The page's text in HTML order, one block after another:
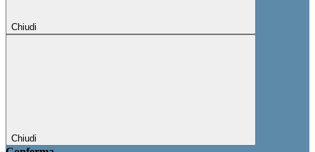
Chiudi
Chiudi